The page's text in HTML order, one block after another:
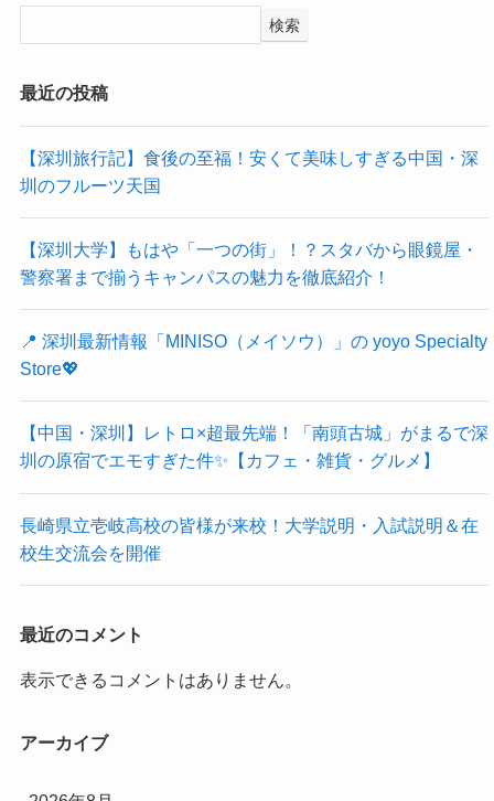
検索
最近の投稿
【深圳旅行記】食後の至福！安くて美味しすぎる中国・深
圳のフルーツ天国
【深圳大学】もはや「一つの街」！？スタバから眼鏡屋・
警察署まで揃うキャンパスの魅力を徹底紹介！
📍 深圳最新情報「MINISO（メイソウ）」の yoyo Specialty
Store💖
【中国・深圳】レトロ×超最先端！「南頭古城」がまるで深
圳の原宿でエモすぎた件✨【カフェ・雑貨・グルメ】
長崎県立壱岐高校の皆様が来校！大学説明・入試説明＆在
校生交流会を開催
最近のコメント
表示できるコメントはありません。
アーカイブ